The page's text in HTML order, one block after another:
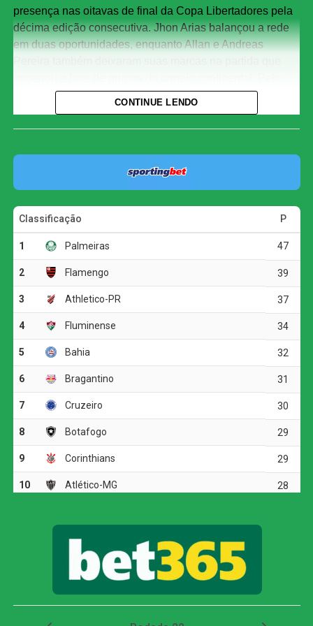
presença nas oitavas de final da Copa Libertadores pela
décima edição consecutiva. Jhon Arias balançou a rede
em duas oportunidades, enquanto Allan e Andreas
lado colombiano, Luis Muriel fez o único gol.
segunda posição do Grupo F, atrás somente do Cerro
Porteño, que derrotou o Sporting Cristal e chegou aos 13
pontos. Esta é a primeira vez que o Verdão avança para o
mata-mata como vice-líder de grupo desde a chegada do
treinador português ao clube. O Junior Barranquilla deu
adeus à Libertadores e sequer garantiu vaga nos playoffs
da Copa Sul-Americana.
O jogo
A partida começou com um susto para os donos da casa
já no primeiro minuto, quando Rivas finalizou com perigo
por cima da meta defendida por Carlos Miguel. O Verdão,
contudo, não demorou a impor seu ritmo e inaugurou o
Flaco López pelo lado esquerdo do ataque, o argentino
levou a melhor sobre a defesa adversária e rolou para
Jhon Arias, que completou de frente para o gol.
Mesmo em vantagem, o Palmeiras seguiu pressionando.
Arias e Andreas Pereira tiveram boas chances de ampliar,
jogadas perigosas no ataque, porém falhava nas
finalizações. A imprecisão cobrou seu preço aos 35
minutos, quando Jean Pestaña escapou em velocidade
as redes palmeirenses e deixar tudo igual.
CONTINUE LENDO